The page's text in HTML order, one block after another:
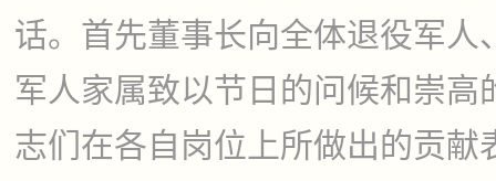
话。首先董事长向全体退役军人
军人家属致以节日的问候和崇高
志们在各自岗位上所做出的贡献